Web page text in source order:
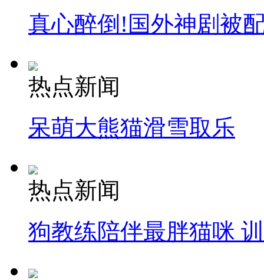
真心醉倒!国外神剧被
热点新闻
呆萌大熊猫滑雪取乐
热点新闻
狗教练陪伴最胖猫咪